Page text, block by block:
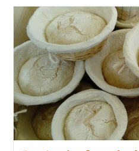
À
Roulettes
Aux
Marêts